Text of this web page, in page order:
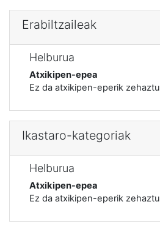
Erabiltzaileak
Helburua
Atxikipen-epea
Ez da atxikipen-eperik zehaztu
Ikastaro-kategoriak
Helburua
Atxikipen-epea
Ez da atxikipen-eperik zehaztu